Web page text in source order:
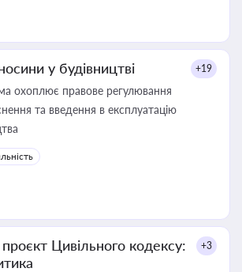
у будівництві +19
охоплює правове регулювання
та введення в експлуатацію
Цивільного кодексу:
+3